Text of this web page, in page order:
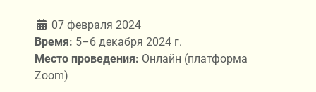
07 февраля 2024
Время: 5–6 декабря 2024 г.
Место проведения: Онлайн (платформа
Zoom)